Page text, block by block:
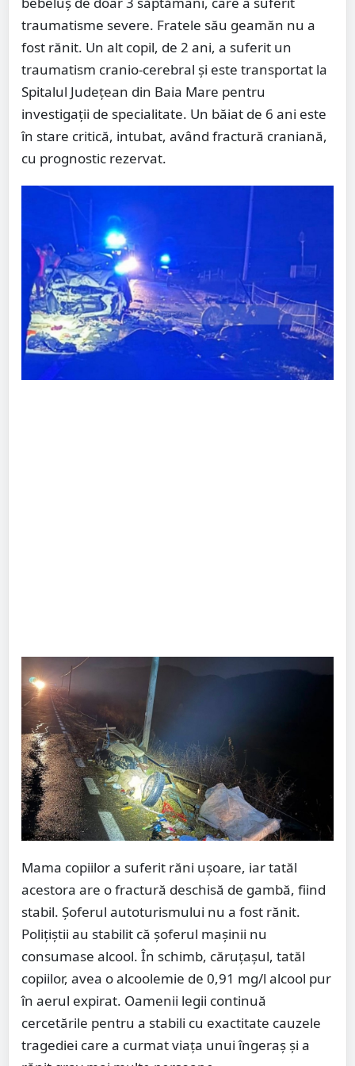
traumatisme severe. Fratele său geamăn nu a
fost rănit. Un alt copil, de 2 ani, a suferit un
traumatism cranio-cerebral și este transportat la
Spitalul Județean din Baia Mare pentru
investigații de specialitate. Un băiat de 6 ani este
în stare critică, intubat, având fractură craniană,
cu prognostic rezervat.
Mama copiilor a suferit răni ușoare, iar tatăl
acestora are o fractură deschisă de gambă, fiind
stabil. Șoferul autoturismului nu a fost rănit.
Polițiștii au stabilit că șoferul mașinii nu
consumase alcool. În schimb, căruțașul, tatăl
copiilor, avea o alcoolemie de 0,91 mg/l alcool pur
în aerul expirat. Oamenii legii continuă
cercetările pentru a stabili cu exactitate cauzele
tragediei care a curmat viața unui îngeraș și a